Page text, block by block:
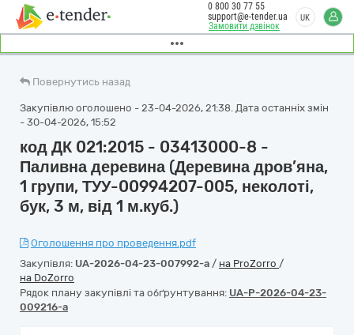
Замовити дзвінок
0 800 30 77 55
support@e-tender.ua
UK
Повернутись назад
Закупівлю оголошено - 23-04-2026, 21:38. Дата останніх змін
- 30-04-2026, 15:52
код ДК 021:2015 - 03413000-8 -
Паливна деревина (Деревина дров’яна,
1 групи, ТУУ-00994207-005, неколоті,
бук, 3 м, від 1 м.куб.)
Оголошення про проведення.pdf
Закупівля: UA-2026-04-23-007992-a / на ProZorro /
на DoZorro
Рядок плану закупівлі та обґрунтування: UA-P-2026-04-23-
009216-a